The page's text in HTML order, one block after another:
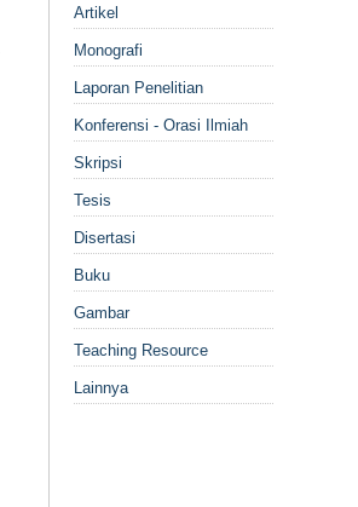
Artikel
Monografi
Laporan Penelitian
Konferensi - Orasi Ilmiah
Skripsi
Tesis
Disertasi
Buku
Gambar
Teaching Resource
Lainnya